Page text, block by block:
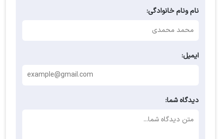
نام ونام خانوادگی:
ایمیل:
دیدگاه شما: